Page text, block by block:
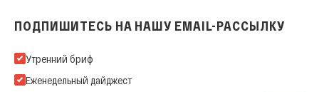
ПОДПИШИТЕСЬ НА НАШУ EMAIL-РАССЫЛКУ
Подпишитесь на нашу Email-рассылку
Утренний бриф
Еженедельный дайджест